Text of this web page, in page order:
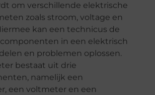
om verschillende elektrische
zoals stroom, voltage en
kan een technicus de
in een elektrisch
en problemen oplossen.
bestaat uit drie
namelijk een
een voltmeter en een